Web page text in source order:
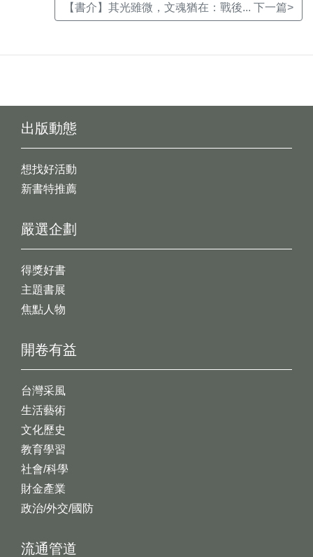
【書介】其光雖微，文魂猶在：戰後... 下一篇>
出版動態
想找好活動
新書特推薦
開卷有益
台灣采風
生活藝術
文化歷史
教育學習
社會/科學
財金產業
政治/外交/國防
嚴選企劃
得獎好書
主題書展
焦點人物
流通管道